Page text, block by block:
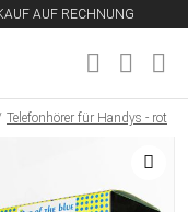
AUF RECHNUNG
Telefonhörer für Handys - rot